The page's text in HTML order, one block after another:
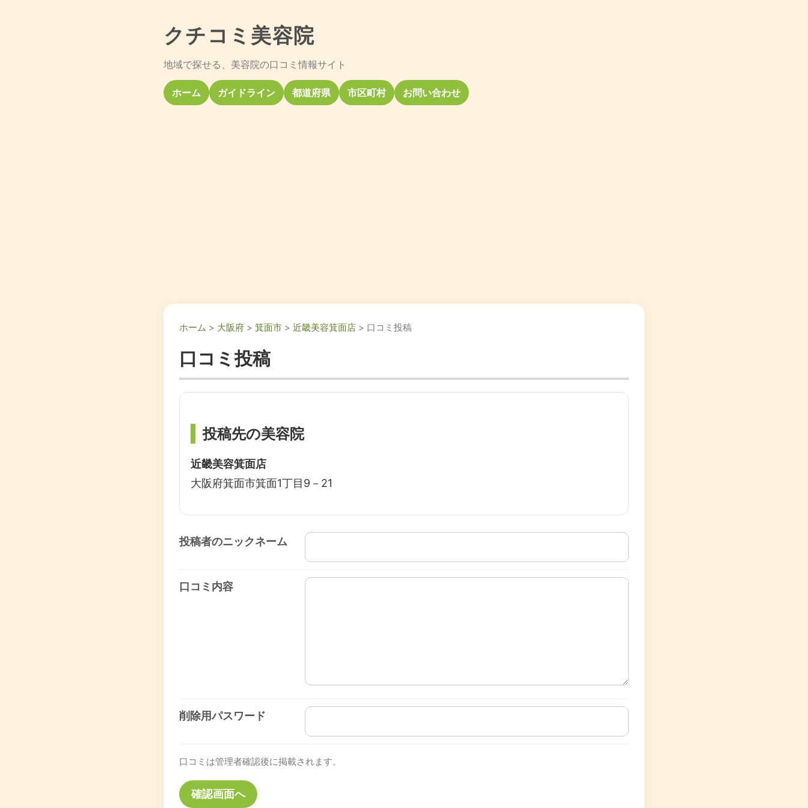
クチコミ美容院
地域で探せる、美容院の口コミ情報サイト
ホーム ガイドライン 都道府県 市区町村 お問い合わせ
ホーム > 大阪府 > 箕面市 > 近畿美容箕面店 > 口コミ投稿
口コミ投稿
投稿先の美容院
近畿美容箕面店
大阪府箕面市箕面1丁目9－21
投稿者のニックネーム
口コミ内容
削除用パスワード
口コミは管理者確認後に掲載されます。